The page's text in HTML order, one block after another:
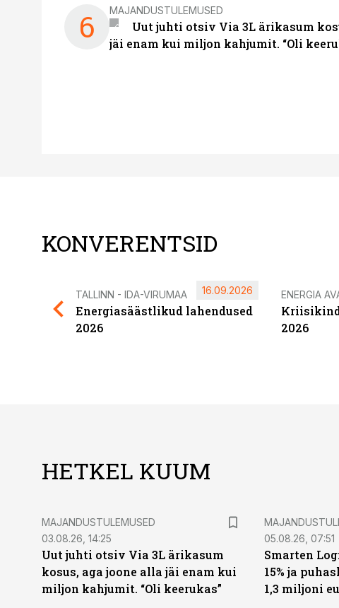
6 MAJANDUSTULEMUSED
Uut juhti otsiv Via 3L ärikasum
jäi enam kui miljon kahjumit. “Oli
KONVERENTSID
TALLINN - IDA-VIRUMAA
Energiasäästlikud lahendused
2026
16.09.2026 ENERGIA
2026
HETKEL KUUM
MAJANDUSTULEMUSED
03.08.26, 14:25
Uut juhti otsiv Via 3L ärikasum
kosus, aga joone alla jäi enam kui
miljon kahjumit. “Oli keerukas”
05.08.26, 07:51
Smarten
15% ja
1,3 miljoni